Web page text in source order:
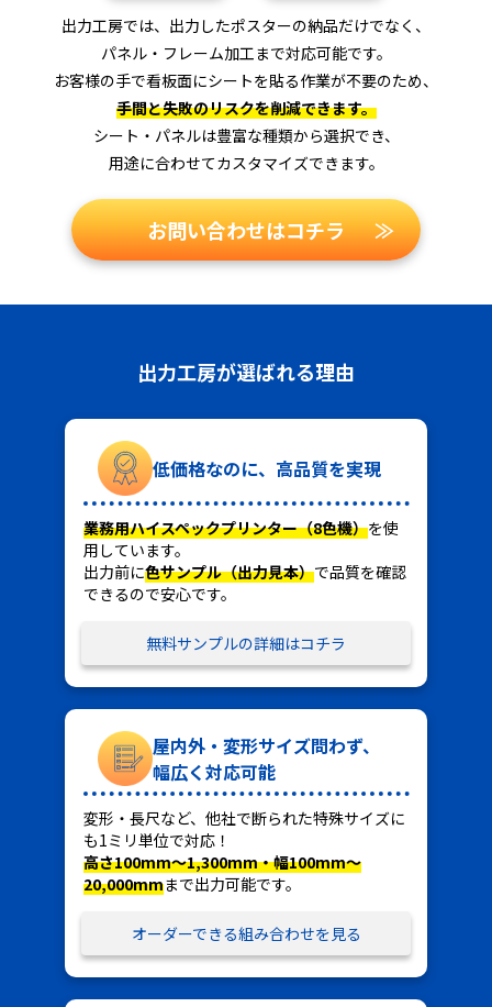
出力工房では、出力したポスターの納品だけでなく、
パネル・フレーム加工まで対応可能です。
お客様の手で看板面にシートを貼る作業が不要のため、
手間と失敗のリスクを削減できます。
シート・パネルは豊富な種類から選択でき、
用途に合わせてカスタマイズできます。
お問い合わせはコチラ ≫
出力工房が選ばれる理由
低価格なのに、高品質を実現
業務用ハイスペックプリンター（8色機）を使
用しています。
出力前に色サンプル（出力見本）で品質を確認
できるので安心です。
無料サンプルの詳細はコチラ
屋内外・変形サイズ問わず、
幅広く対応可能
変形・長尺など、他社で断られた特殊サイズに
も1ミリ単位で対応！
高さ100mm～1,300mm・幅100mm～
20,000mmまで出力可能です。
オーダーできる組み合わせを見る